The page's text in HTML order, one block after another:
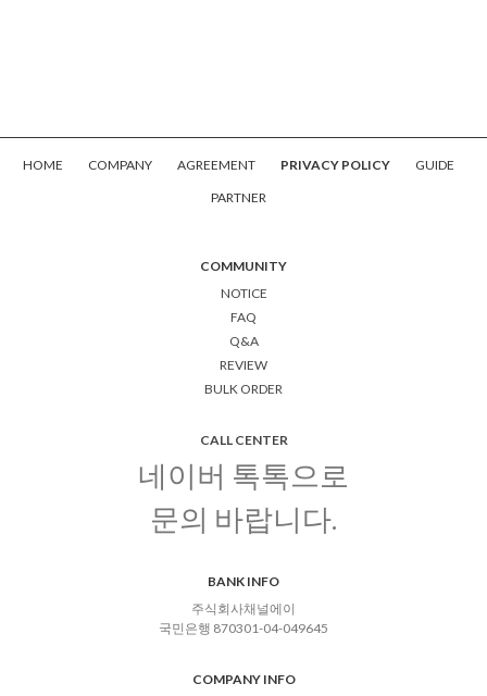
HOME COMPANY AGREEMENT PRIVACY POLICY
GUIDE
PARTNER
COMMUNITY
NOTICE
FAQ
Q&A
REVIEW
BULK ORDER
CALL CENTER
네이버 톡톡으로
문의 바랍니다.
BANK INFO
주식회사채널에이
국민은행 870301-04-049645
COMPANY INFO